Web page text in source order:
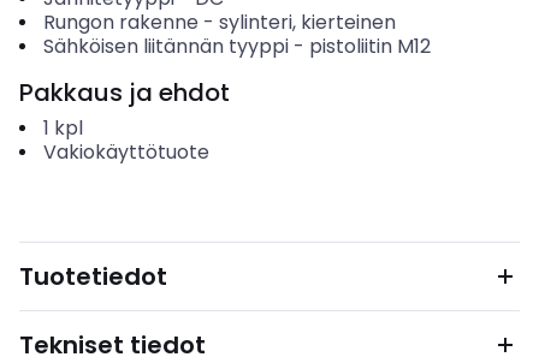
Rungon rakenne - sylinteri, kierteinen
Sähköisen liitännän tyyppi- pistoliitin M12
Pakkaus ja ehdot
1 kpl
Vakiokäyttötuote
Tuotetiedot
Tekniset tiedot